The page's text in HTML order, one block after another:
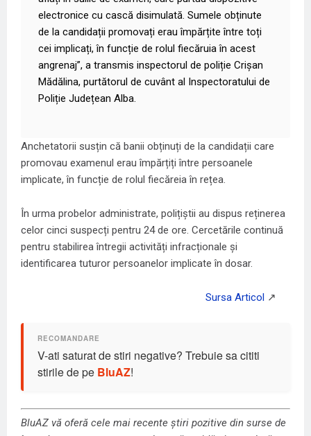
electronice cu cască disimulată. Sumele obținute
de la candidații promovați erau împărțite între toți
cei implicați, în funcție de rolul fiecăruia în acest
angrenaj”, a transmis inspectorul de poliție Crișan
Mădălina, purtătorul de cuvânt al Inspectoratului de
Poliție Județean Alba.
Anchetatorii susțin că banii obținuți de la candidații care
promovau examenul erau împărțiți între persoanele
implicate, în funcție de rolul fiecăreia în rețea.
În urma probelor administrate, polițiștii au dispus reținerea
celor cinci suspecți pentru 24 de ore. Cercetările continuă
pentru stabilirea întregii activități infracționale și
identificarea tuturor persoanelor implicate în dosar.
V-ati saturat de stiri negative? Trebuie sa cititi
stirile de pe BluAZ!
BluAZ vă oferă cele mai recente știri pozitive din surse de